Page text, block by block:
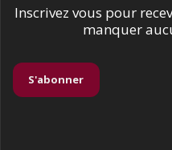
Inscrivez vous pour
manquer
S'abonner